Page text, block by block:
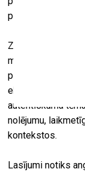
politisko,
Zinātniskie
muzeja (LNMM)
pētniekiem
ekspozīcijas
autentiskuma
nolējumu,
kontekstos.
Lasījumi notiks